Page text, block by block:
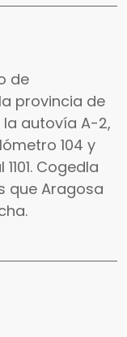
de
provincia de
la autovía A-2,
104 y
Cogedla
que Aragosa